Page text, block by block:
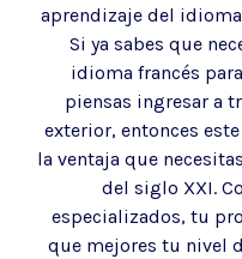
aprendizaje del
Si ya sabes que
idioma francés
piensas ingresar a
exterior, entonces
la ventaja que
del siglo XXI.
especializados, tu
que mejores tu nivel